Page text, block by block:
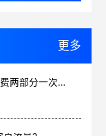
更多
申请400电话需要多少钱？开通费+使用费两部分一次讲清